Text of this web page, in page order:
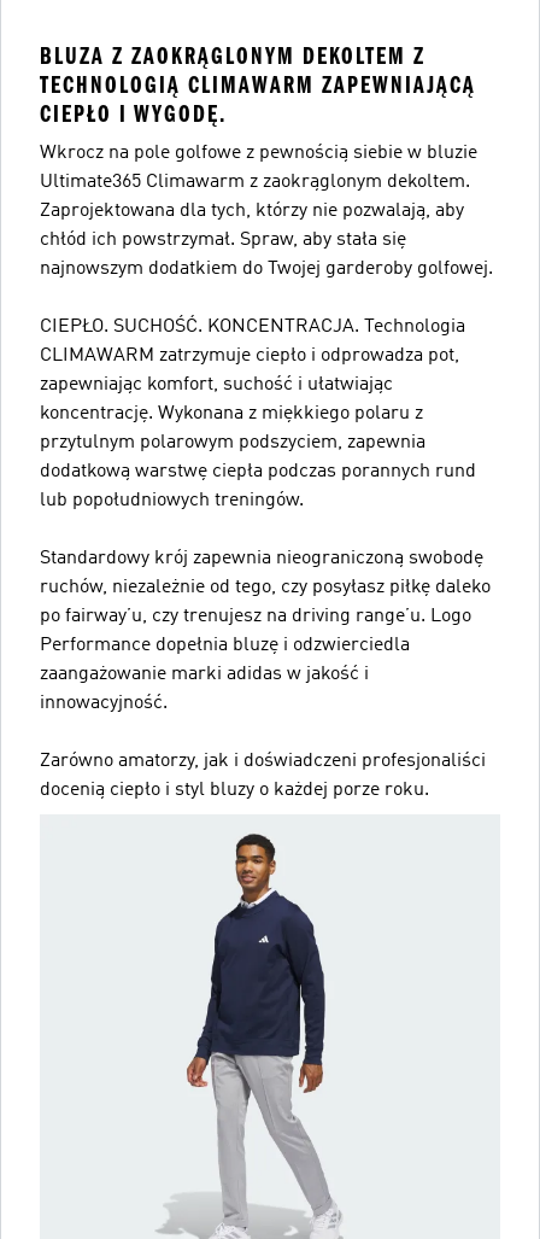
BLUZA Z ZAOKRĄGLONYM DEKOLTEM Z
TECHNOLOGIĄ CLIMAWARM ZAPEWNIAJĄCĄ
CIEPŁO I WYGODĘ.
Wkrocz na pole golfowe z pewnością siebie w bluzie
Ultimate365 Climawarm z zaokrąglonym dekoltem.
Zaprojektowana dla tych, którzy nie pozwalają, aby
chłód ich powstrzymał. Spraw, aby stała się
najnowszym dodatkiem do Twojej garderoby golfowej.
CIEPŁO. SUCHOŚĆ. KONCENTRACJA. Technologia
CLIMAWARM zatrzymuje ciepło i odprowadza pot,
zapewniając komfort, suchość i ułatwiając
koncentrację. Wykonana z miękkiego polaru z
przytulnym polarowym podszyciem, zapewnia
dodatkową warstwę ciepła podczas porannych rund
lub popołudniowych treningów.
Standardowy krój zapewnia nieograniczoną swobodę
ruchów, niezależnie od tego, czy posyłasz piłkę daleko
po fairway’u, czy trenujesz na driving range’u. Logo
Performance dopełnia bluzę i odzwierciedla
zaangażowanie marki adidas w jakość i
innowacyjność.
Zarówno amatorzy, jak i doświadczeni profesjonaliści
docenią ciepło i styl bluzy o każdej porze roku.